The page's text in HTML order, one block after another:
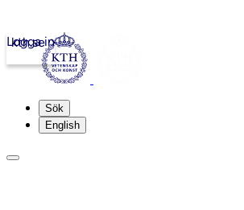
kth.se
Logga in
Sök
English